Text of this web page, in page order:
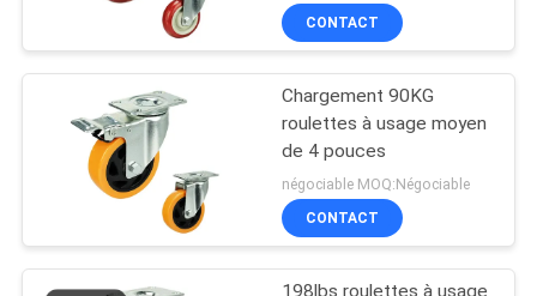
CONTACT
Chargement 90KG
roulettes à usage moyen
de 4 pouces
négociable MOQ:Négociable
CONTACT
198lbs roulettes à usage